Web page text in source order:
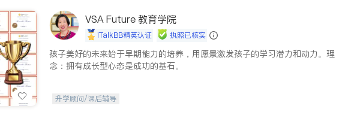
VSA Future 教育学院
iTalkBB精英认证 执照已核实
孩子美好的未来始于早期能力的培养，用愿景激发孩子的学习潜力和动力。理
念：拥有成长型心态是成功的基石。
升学顾问/课后辅导